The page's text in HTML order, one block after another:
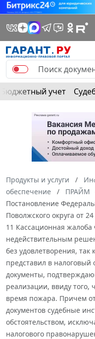
Бюджетный учет
Продукты и услуги
обеспечение
ПРАЙМ
Постановление
Поволжского округа от
11 Кассационная
недействительным
без удовлетворения, так
представил в налоговый
документы,
реализации, ввиду того,
время пожара. Причем
документов судебные
обстоятельством,
налогового